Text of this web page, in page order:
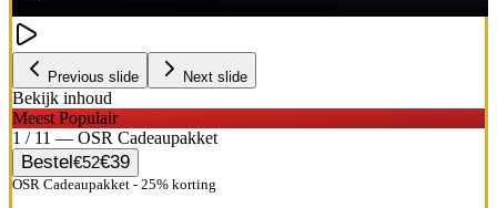
Previous slide Next slide
Bekijk inhoud
Meest Populair
1 / 11 — OSR Cadeaupakket
Bestel€52€39
OSR Cadeaupakket - 25% korting